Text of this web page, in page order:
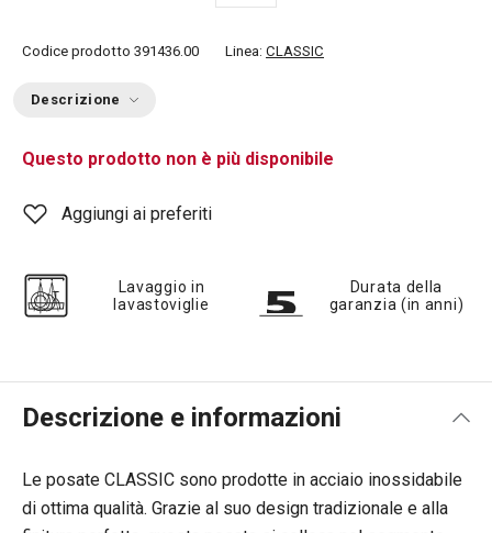
Codice prodotto 391436.00 Linea: CLASSIC
Descrizione
Questo prodotto non è più disponibile
Aggiungi ai preferiti
Lavaggio in
lavastoviglie
Durata della
garanzia (in anni)
Descrizione e informazioni
Le posate CLASSIC sono prodotte in acciaio inossidabile
di ottima qualità. Grazie al suo design tradizionale e alla